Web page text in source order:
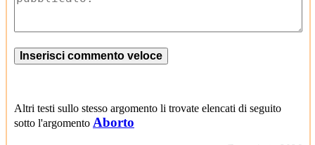
Altri testi sullo stesso argomento li trovate elencati di seguito
sotto l'argomento Aborto